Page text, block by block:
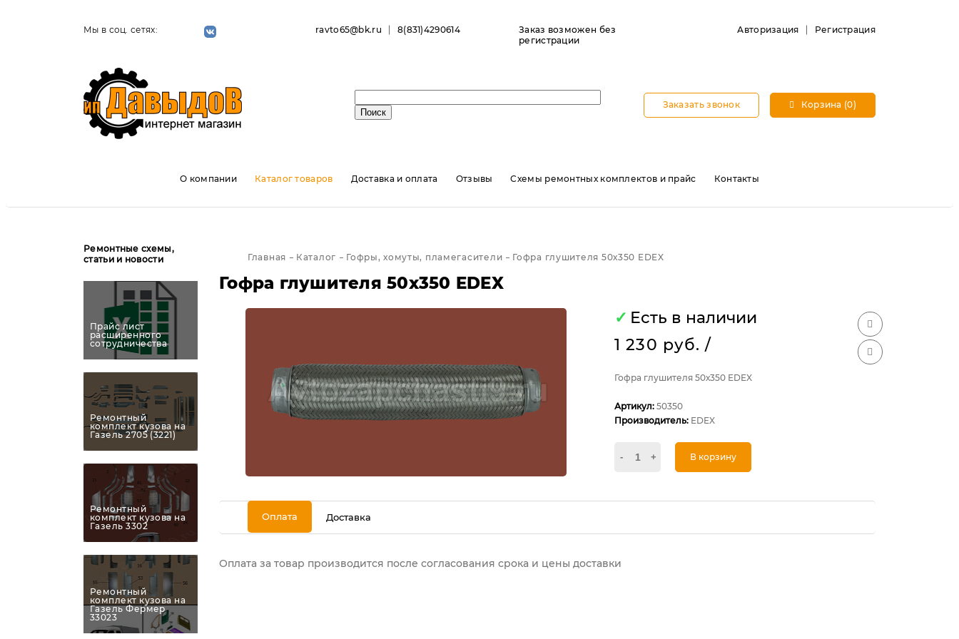
Мы в соц. сетях: ravto65@bk.ru 8(831)4290614
Заказ возможен без
регистрации
Авторизация Регистрация
Заказать звонок Корзина (0)
О компании Каталог товаров Доставка и оплата Отзывы Схемы ремонтных комплектов и прайс Контакты
Ремонтные схемы,
статьи и новости
Прайс лист
расширенного
сотрудничества
Ремонтный
комплект кузова на
Газель 2705 (3221)
Ремонтный
комплект кузова на
Газель 3302
Ремонтный
комплект кузова на
Газель Фермер
33023
Главная Каталог Гофры, хомуты, пламегасители Гофра глушителя 50х350 EDEX
Гофра глушителя 50х350 EDEX
✓ Есть в наличии
1 230 руб. /
Гофра глушителя 50х350 EDEX
Артикул:50350
Производитель: EDEX
- + В корзину
Оплата Доставка
Оплата за товар производится после согласования срока и цены доставки